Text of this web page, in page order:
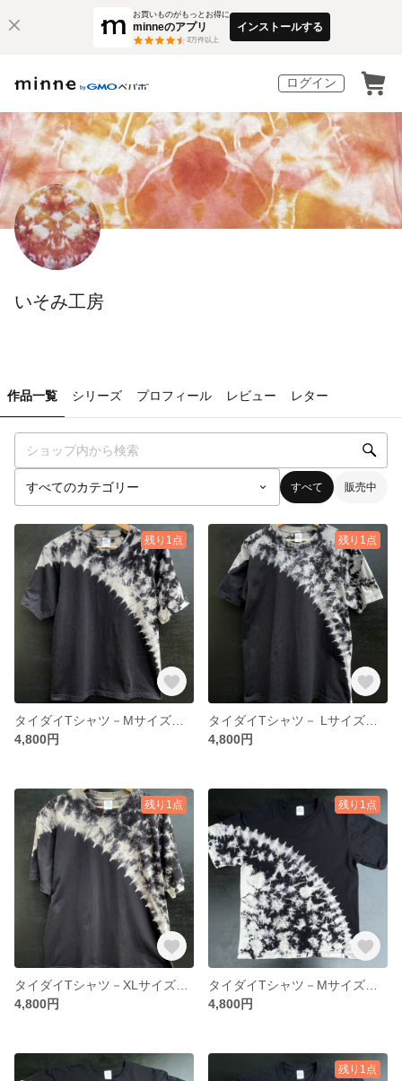
お買いものがもっとお得に
minneのアプリ
3万件以上
インストールする
ログイン
いそみ工房
作品一覧 シリーズ プロフィール レビュー レター
すべて 販売中
残り1点
4,800円
残り1点
4,800円
残り1点
4,800円
残り1点
4,800円
残り1点